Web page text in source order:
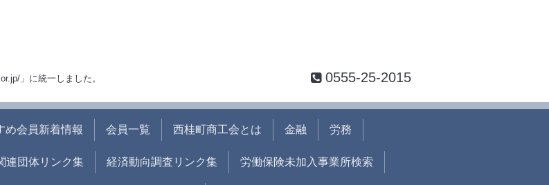
」に統一しました。 0555-25-2015
め会員新着情報 会員一覧 西桂町商工会とは 金融 労務
連団体リンク集 経済動向調査リンク集 労働保険未加入事業所検索